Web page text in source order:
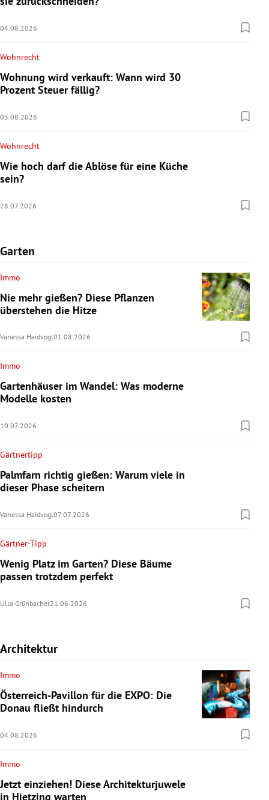
04.08.2026
Wohnrecht
Wohnung wird verkauft: Wann wird 30
Prozent Steuer fällig?
03.08.2026
Wohnrecht
Wie hoch darf die Ablöse für eine Küche
sein?
28.07.2026
Garten
Immo
Nie mehr gießen? Diese Pflanzen
überstehen die Hitze
Vanessa Haidvogl01.08.2026
Immo
Gartenhäuser im Wandel: Was moderne
Modelle kosten
10.07.2026
Gärtnertipp
Palmfarn richtig gießen: Warum viele in
dieser Phase scheitern
Vanessa Haidvogl07.07.2026
Gärtner-Tipp
Wenig Platz im Garten? Diese Bäume
passen trotzdem perfekt
Ulla Grünbacher21.06.2026
Architektur
Immo
Österreich-Pavillon für die EXPO: Die
Donau fließt hindurch
04.08.2026
Immo
Jetzt einziehen! Diese Architekturjuwele
in Hietzing warten